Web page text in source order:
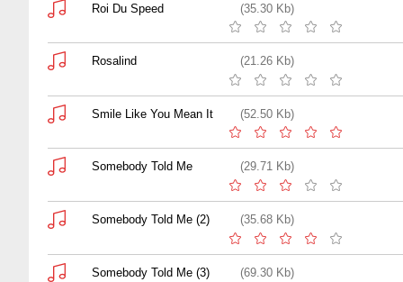
Roi Du Speed (35.30 Kb)
Rosalind (21.26 Kb)
Smile Like You Mean It (52.50 Kb)
Somebody Told Me (29.71 Kb)
Somebody Told Me (2) (35.68 Kb)
Somebody Told Me (3) (69.30 Kb)